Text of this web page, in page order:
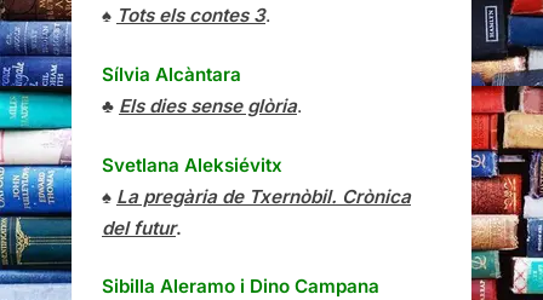
♠ Tots els contes 3.
Sílvia Alcàntara
♣ Els dies sense glòria.
Svetlana Aleksiévitx
♠ La pregària de Txernòbil. Crònica
del futur.
Sibilla Aleramo i Dino Campana